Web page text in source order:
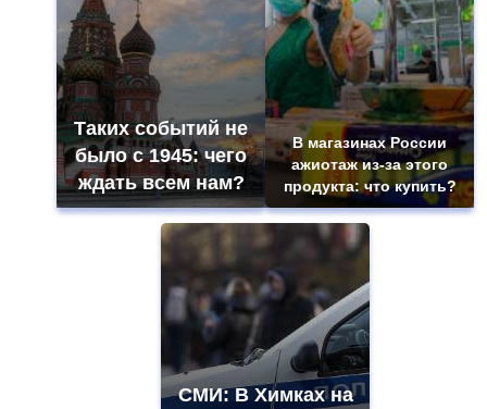
Таких событий не
было с 1945: чего
ждать всем нам?
В магазинах России
ажиотаж из-за этого
продукта: что купить?
СМИ: В Химках на